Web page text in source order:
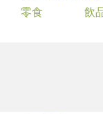
零食
飲